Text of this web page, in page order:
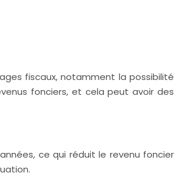
fiscaux, notamment la possibilité
fonciers, et cela peut avoir des
ce qui réduit le revenu foncier